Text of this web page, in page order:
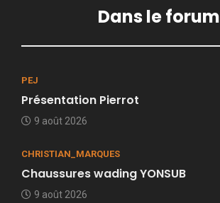
Dans le forum
PEJ
Présentation Pierrot
9 août 2026
CHRISTIAN_MARQUES
Chaussures wading YONSUB
9 août 2026